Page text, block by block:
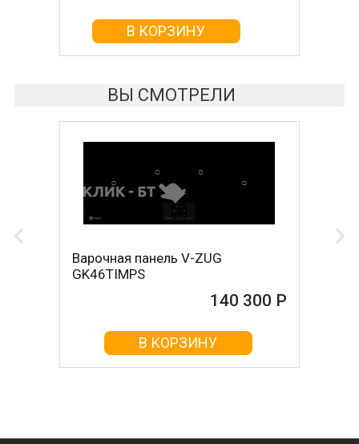
В КОРЗИНУ
В КОРЗИНУ
ВЫ СМОТРЕЛИ
Варочная панель V-ZUG
GK46TIMPS
140 300 Р
В КОРЗИНУ